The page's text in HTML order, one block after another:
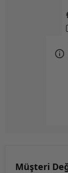
Müşteri